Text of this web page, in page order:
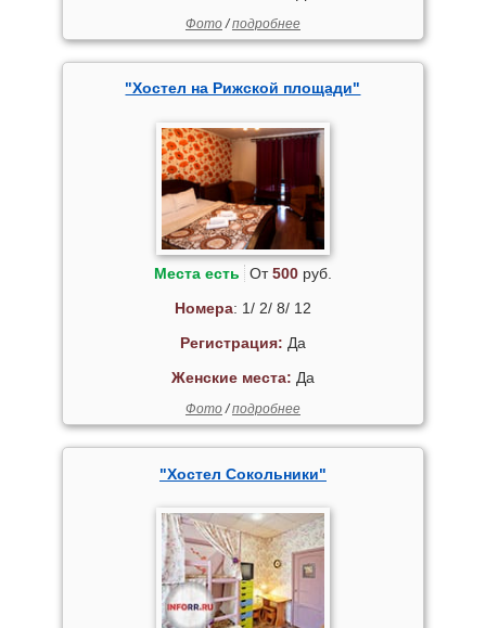
Фото/подробнее
"Хостел на Рижской площади"
Места есть От500руб.
Номера: 1/ 2/ 8/ 12
Регистрация: Да
Женские места: Да
Фото/подробнее
"Хостел Сокольники"